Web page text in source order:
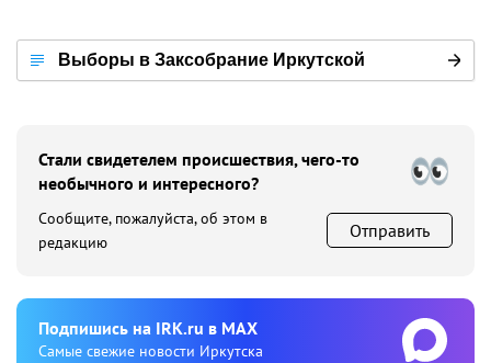
Выборы в Заксобрание Иркутской
Стали свидетелем происшествия, чего-то
необычного и интересного?
Сообщите, пожалуйста, об этом в
редакцию
Отправить
Подпишиcь на IRK.ru в MAX
Cамые свежие новости Иркутска